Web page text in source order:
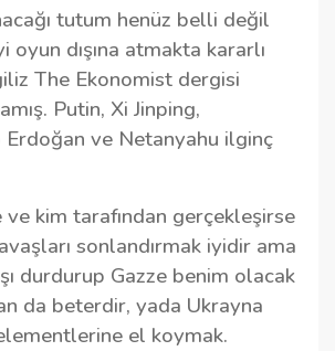
tutum henüz belli değil
dışına atmakta kararlı
The Ekonomist dergisi
Putin, Xi Jinping,
Erdoğan ve Netanyahu ilginç
kim tarafından gerçekleşirse
sonlandırmak iyidir ama
durdurup Gazze benim olacak
da beterdir, yada Ukrayna
el koymak.